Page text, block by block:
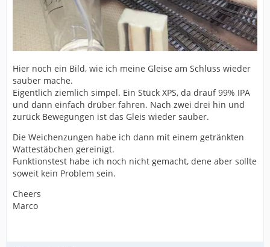
Hier noch ein Bild, wie ich meine Gleise am Schluss wieder
sauber mache.
Eigentlich ziemlich simpel. Ein Stück XPS, da drauf 99% IPA
und dann einfach drüber fahren. Nach zwei drei hin und
zurück Bewegungen ist das Gleis wieder sauber.
Die Weichenzungen habe ich dann mit einem getränkten
Wattestäbchen gereinigt.
Funktionstest habe ich noch nicht gemacht, dene aber sollte
soweit kein Problem sein.
Cheers
Marco